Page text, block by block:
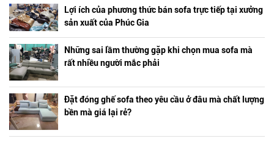
Lợi ích của phương thức bán sofa trực tiếp tại xưởng
sản xuất của Phúc Gia
Những sai lầm thường gặp khi chọn mua sofa mà
rất nhiều người mắc phải
Đặt đóng ghế sofa theo yêu cầu ở đâu mà chất lượng
bền mà giá lại rẻ?